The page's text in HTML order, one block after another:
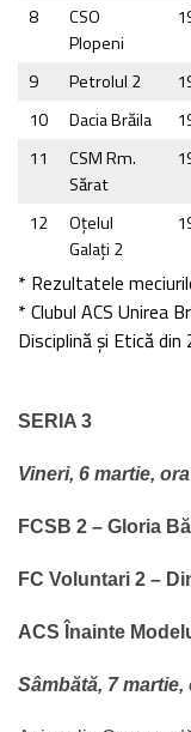
8
CSO
Plopeni
9 Petrolul 2
10
Dacia Brăila
11
CSM Rm.
Sărat
12
Oţelul
Galaţi 2
* Rezultatele
* Clubul ACS Unirea
Disciplină şi Etică
SERIA 3
Vineri, 6 martie,
FCSB 2 – Gloria
FC Voluntari 2 –
ACS Înainte
Sâmbătă, 7 martie,